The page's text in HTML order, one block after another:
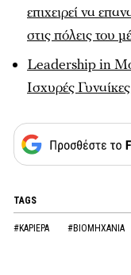
επιχειρεί να
στις πόλεις του
Leadership in
Ισχυρές
TAGS
#ΚΑΡΙΕΡΑ #ΒΙΟΜΗΧΑΝΙΑ